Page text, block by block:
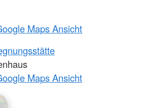
Maps Ansicht
Maps Ansicht